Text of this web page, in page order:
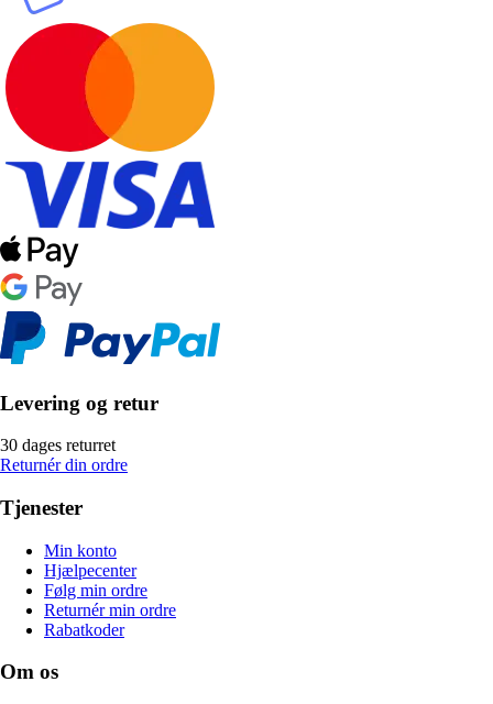
Levering og retur
30 dages returret
Returnér din ordre
Tjenester
Min konto
Hjælpecenter
Følg min ordre
Returnér min ordre
Rabatkoder
Om os